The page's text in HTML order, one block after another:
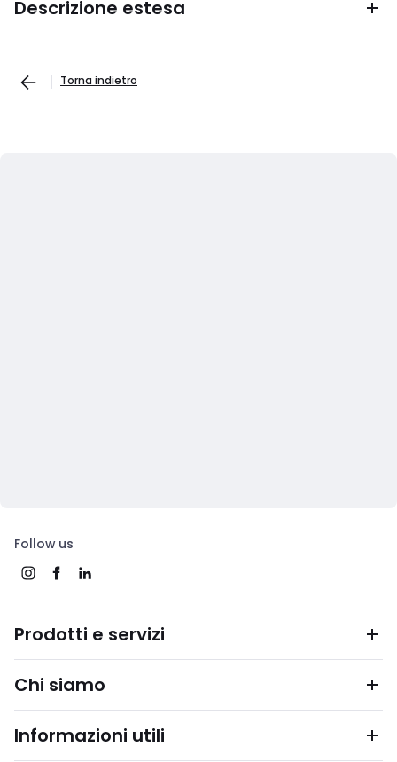
Descrizione estesa
Torna indietro
Follow us
Prodotti e servizi
Chi siamo
Informazioni utili